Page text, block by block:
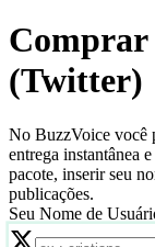
(Twitter)
No BuzzVoice você
entrega instantânea
pacote, inserir seu
publicações.
Seu Nome de